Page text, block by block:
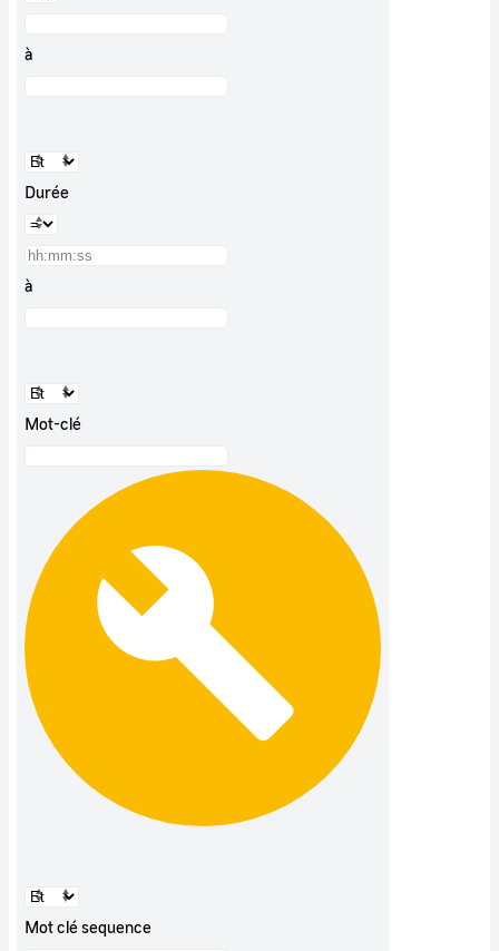
à
Durée
à
Mot-clé
Mot clé sequence